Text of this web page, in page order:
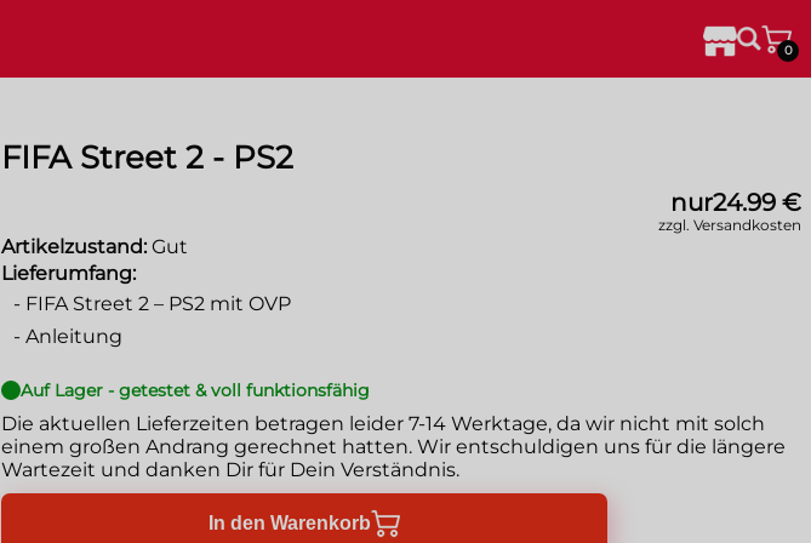
0
FIFA Street 2 - PS2
nur24.99 €
zzgl. Versandkosten
Artikelzustand: Gut
Lieferumfang:
- FIFA Street 2 – PS2 mit OVP
- Anleitung
Auf Lager - getestet & voll funktionsfähig
Die aktuellen Lieferzeiten betragen leider 7-14 Werktage, da wir nicht mit solch
einem großen Andrang gerechnet hatten. Wir entschuldigen uns für die längere
Wartezeit und danken Dir für Dein Verständnis.
In den Warenkorb